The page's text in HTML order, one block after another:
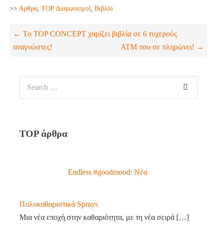
>> Aρθρα TOP Διαγωνισμοί Βιβλίο
Post
Navigation
← Tο TOP CONCEPT χαρίζει βιβλία σε 6 τυχερούς
αναγνώστες!
ATM που σε πληρώνει! →
TOP άρθρα
Endless #goodmood: Νέα
Πολυκαθαριστικά Sprays
Μια νέα εποχή στην καθαριότητα, με τη νέα σειρά […]